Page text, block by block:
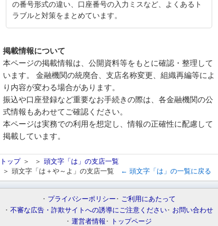
の番号形式の違い、口座番号の入力ミスなど、よくあるト
ラブルと対策をまとめています。
掲載情報について
本ページの掲載情報は、公開資料等をもとに確認・整理して
います。 金融機関の統廃合、支店名称変更、組織再編等によ
り内容が変わる場合があります。
振込や口座登録など重要なお手続きの際は、各金融機関の公
式情報もあわせてご確認ください。
本ページは実務での利用を想定し、情報の正確性に配慮して
掲載しています。
トップ
頭文字「は」の支店一覧
頭文字「は＋や～よ」の支店一覧
← 頭文字「は」の一覧に戻る
プライバシーポリシー
ご利用にあたって
不審な広告・詐欺サイトへの誘導にご注意ください
お問い合わせ
運営者情報
トップページ